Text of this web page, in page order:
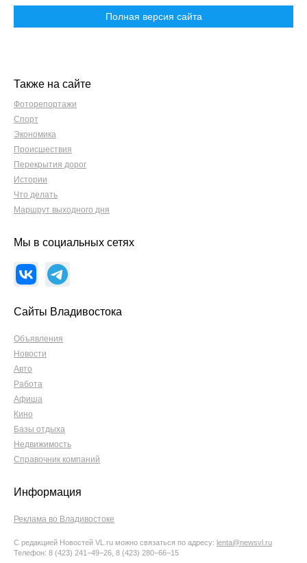
Полная версия сайта
Также на сайте
Фоторепортажи
Спорт
Экономика
Происшествия
Перекрытия дорог
Истории
Что делать
Маршрут выходного дня
Мы в социальных сетях
Сайты Владивостока
Объявления
Новости
Авто
Работа
Афиша
Кино
Базы отдыха
Недвижимость
Справочник компаний
Информация
Реклама во Владивостоке
С редакцией Новостей VL.ru можно связаться по адресу: lenta@newsvl.ru
Телефон: 8 (423) 241−49−26, 8 (423) 280−66−15